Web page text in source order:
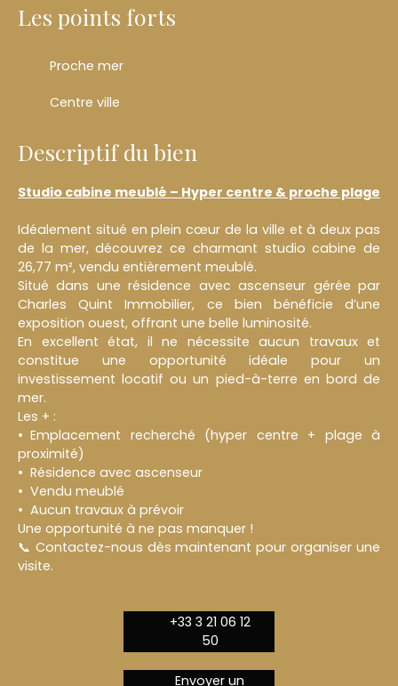
Les points forts
Proche mer
Centre ville
Descriptif du bien
Studio cabine meublé – Hyper centre & proche plage
Idéalement situé en plein cœur de la ville et à deux pas
de la mer, découvrez ce charmant studio cabine de
26,77 m², vendu entièrement meublé.
Situé dans une résidence avec ascenseur gérée par
Charles Quint Immobilier, ce bien bénéficie d’une
exposition ouest, offrant une belle luminosité.
En excellent état, il ne nécessite aucun travaux et
constitue une opportunité idéale pour un
investissement locatif ou un pied-à-terre en bord de
mer.
Les + :
Emplacement recherché (hyper centre + plage à
proximité)
Résidence avec ascenseur
Vendu meublé
Aucun travaux à prévoir
Une opportunité à ne pas manquer !
📞 Contactez-nous dès maintenant pour organiser une
visite.
+33 3 21 06 12
50
Envoyer un